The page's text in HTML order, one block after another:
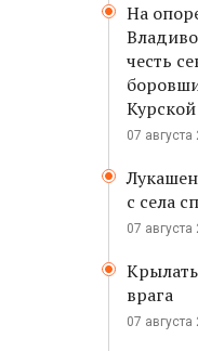
На
честь
07
с села
07
врага
07